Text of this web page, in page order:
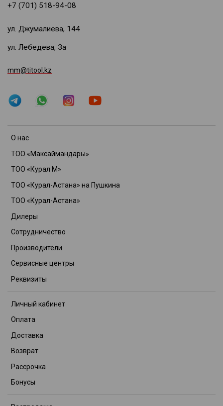
О нас
ТОО «Максаймандары»
ТОО «Курал М»
ТОО «Курал-Астана» на Пушкина
ТОО «Курал-Астана»
Дилеры
Сотрудничество
Производители
Сервисные центры
Реквизиты
Личный кабинет
Оплата
Доставка
Возврат
Рассрочка
Бонусы
+7 (701) 518-94-08
ул. Джумалиева, 144
ул. Лебедева, 3а
mm@titool.kz